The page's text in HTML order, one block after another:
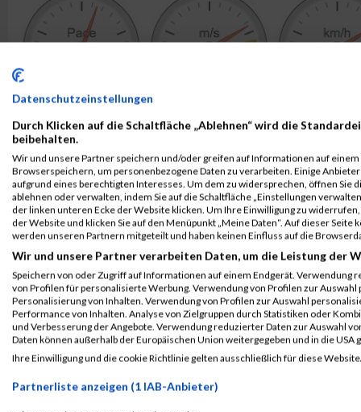
Datenschutzeinstellungen
Durch Klicken auf die Schaltfläche „Ablehnen“ wird die
beibehalten.
Wir und unsere Partner speichern und/oder greifen auf Informationen auf einem
Browserspeichern, um personenbezogene Daten zu verarbeiten. Einige
aufgrund eines berechtigten Interesses. Um dem zu widersprechen, öffnen Sie
ablehnen oder verwalten, indem Sie auf die Schaltfläche „Einstellungen
der linken unteren Ecke der Website klicken. Um Ihre Einwilligung zu
der Website und klicken Sie auf den Menüpunkt „Meine Daten“. Auf dieser
werden unseren Partnern mitgeteilt und haben keinen Einfluss auf die
Wir und unsere Partner verarbeiten Daten, um die Leistung der
Speichern von oder Zugriff auf Informationen auf einem Endgerät. Verwendung
von Profilen für personalisierte Werbung. Verwendung von Profilen zur
Personalisierung von Inhalten. Verwendung von Profilen zur Auswahl
Performance von Inhalten. Analyse von Zielgruppen durch Statistiken oder
und Verbesserung der Angebote. Verwendung reduzierter Daten zur Auswahl
Daten können außerhalb der Europäischen Union weitergegeben und in die USA
Ihre Einwilligung und die cookie Richtlinie gelten ausschließlich für diese
Partnerliste anzeigen (1 IAB-Anbieter)